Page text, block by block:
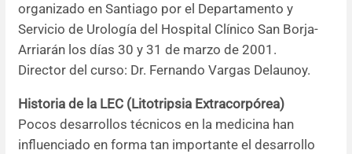
Editores
Comité editorial
Resúmenes de congresos
organizado en Santiago por el Departamento y
Servicio de Urología del Hospital Clínico San Borja-
Arriarán los días 30 y 31 de marzo de 2001.
Director del curso: Dr. Fernando Vargas Delaunoy.
Historia de la LEC (Litotripsia Extracorpórea)
Pocos desarrollos técnicos en la medicina han
influenciado en forma tan importante el desarrollo